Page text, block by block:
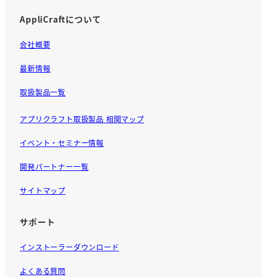
AppliCraftについて
会社概要
最新情報
取扱製品一覧
アプリクラフト取扱製品 相関マップ
イベント・セミナー情報
開発パートナー一覧
サイトマップ
サポート
インストーラーダウンロード
よくある質問